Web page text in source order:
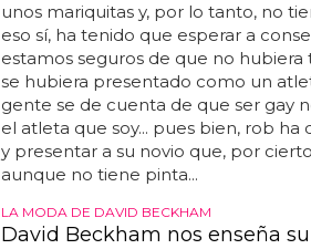
unos mariquitas y, por lo tanto, no
eso sí, ha tenido que esperar a
estamos seguros de que no hubiera
se hubiera presentado como un
gente se de cuenta de que ser gay
el atleta que soy... pues bien, rob ha
y presentar a su novio que, por
aunque no tiene pinta...
LA MODA DE DAVID BECKHAM
David Beckham nos enseña